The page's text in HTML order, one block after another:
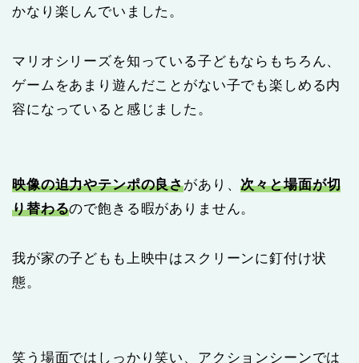
かなり楽しんでいました。
マリオシリーズを知っている子どもならもちろん、
ゲームをあまり遊んだことがない子でも楽しめる内
容になっていると感じました。
映像の迫力やテンポの良さがあり、次々と場面が切
り替わるので飽きる暇がありません。
我が家の子どもも上映中はスクリーンに釘付け状
態。
笑う場面ではしっかり笑い、アクションシーンでは